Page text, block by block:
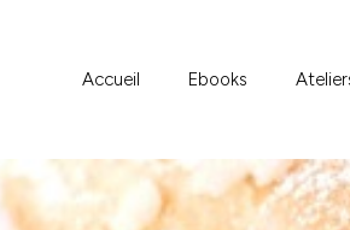
Accueil Ebooks